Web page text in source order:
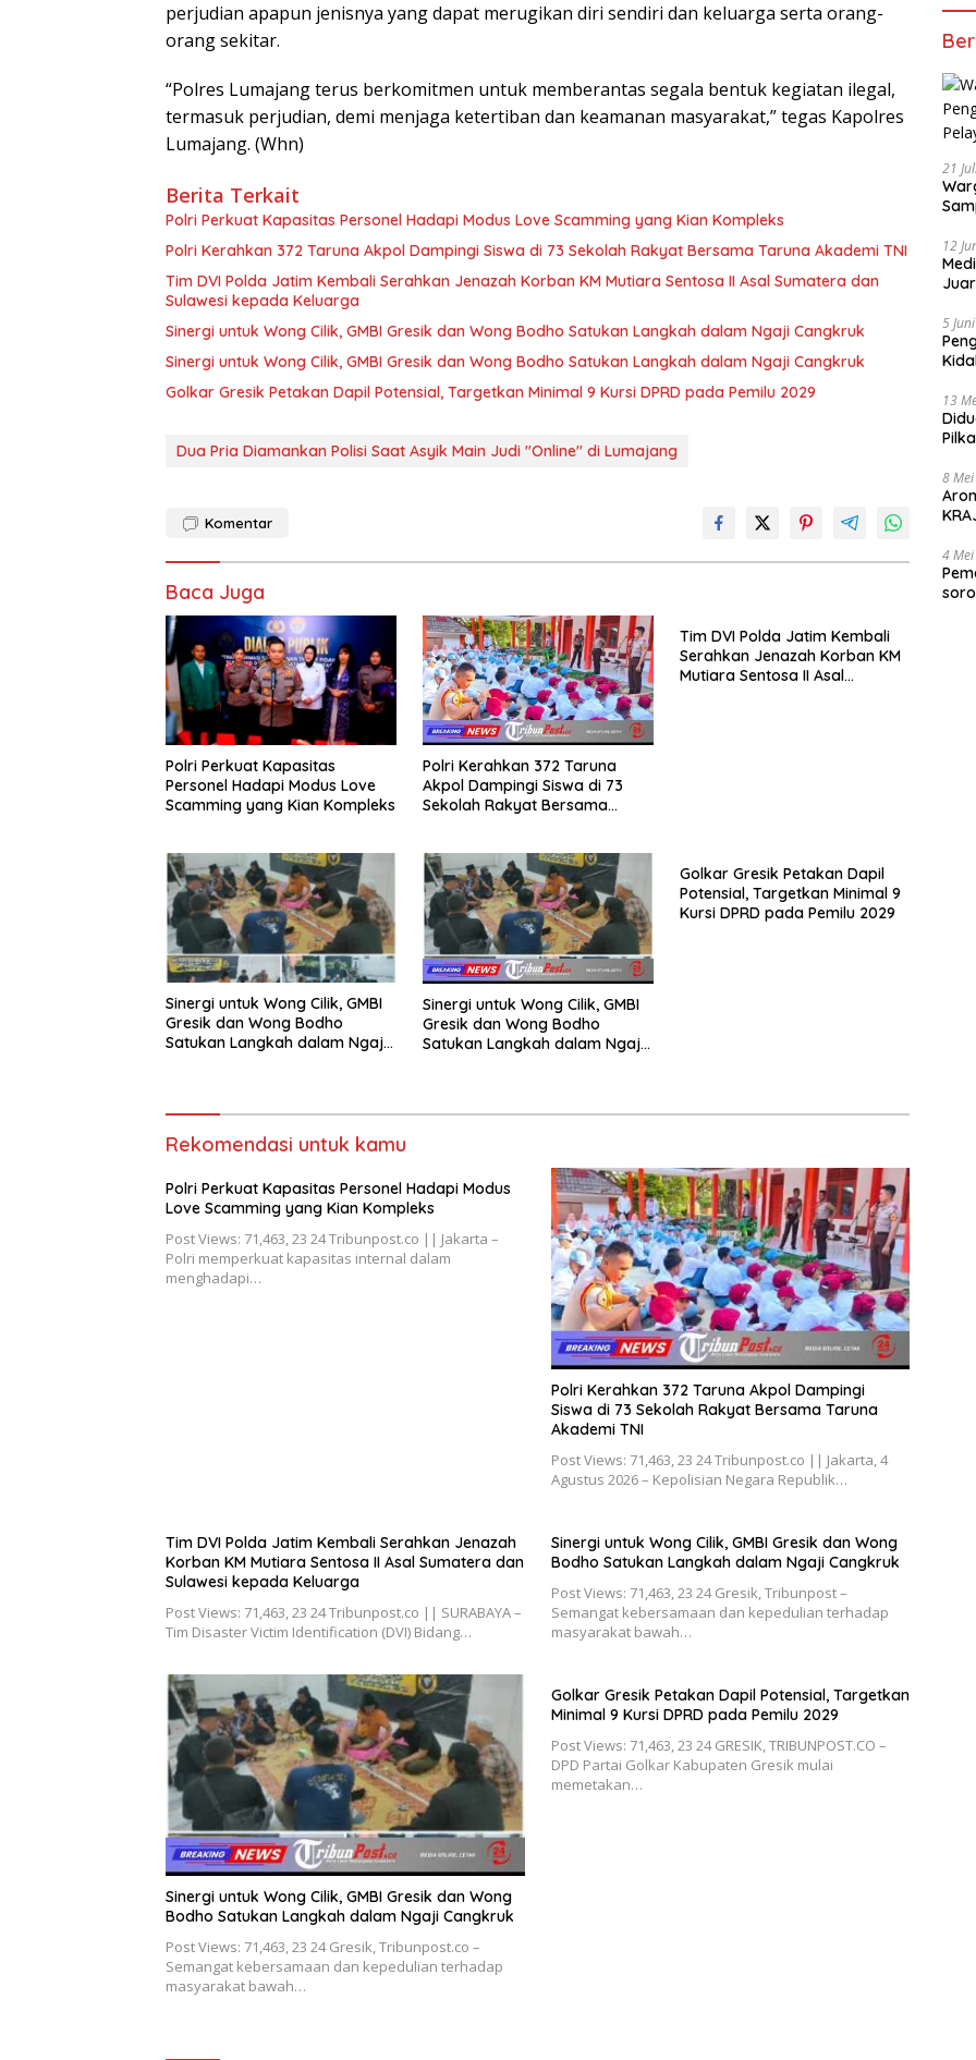
perjudian apapun jenisnya yang dapat merugikan diri sendiri dan keluarga serta orang-
orang sekitar.
“Polres Lumajang terus berkomitmen untuk memberantas segala bentuk kegiatan ilegal,
termasuk perjudian, demi menjaga ketertiban dan keamanan masyarakat,” tegas Kapolres
Lumajang. (Whn)
Berita Terkait
Polri Perkuat Kapasitas Personel Hadapi Modus Love Scamming yang Kian Kompleks
Polri Kerahkan 372 Taruna Akpol Dampingi Siswa di 73 Sekolah Rakyat Bersama Taruna Akademi TNI
Tim DVI Polda Jatim Kembali Serahkan Jenazah Korban KM Mutiara Sentosa II Asal Sumatera dan
Sulawesi kepada Keluarga
Sinergi untuk Wong Cilik, GMBI Gresik dan Wong Bodho Satukan Langkah dalam Ngaji Cangkruk
Sinergi untuk Wong Cilik, GMBI Gresik dan Wong Bodho Satukan Langkah dalam Ngaji Cangkruk
Golkar Gresik Petakan Dapil Potensial, Targetkan Minimal 9 Kursi DPRD pada Pemilu 2029
Dua Pria Diamankan Polisi Saat Asyik Main Judi "Online" di Lumajang
Komentar
Baca Juga
Polri Perkuat Kapasitas
Personel Hadapi Modus Love
Scamming yang Kian Kompleks
Polri Kerahkan 372 Taruna
Akpol Dampingi Siswa di 73
Sekolah Rakyat Bersama
Tim DVI Polda Jatim Kembali
Serahkan Jenazah Korban KM
Mutiara Sentosa II Asal
Sinergi untuk Wong Cilik, GMBI
Gresik dan Wong Bodho
Satukan Langkah dalam Ngaji
Sinergi untuk Wong Cilik, GMBI
Gresik dan Wong Bodho
Satukan Langkah dalam Ngaji
Golkar Gresik Petakan Dapil
Potensial, Targetkan Minimal 9
Kursi DPRD pada Pemilu 2029
Rekomendasi untuk kamu
Polri Perkuat Kapasitas Personel Hadapi Modus
Love Scamming yang Kian Kompleks
Post Views: 71,463, 23 24 Tribunpost.co || Jakarta –
Polri memperkuat kapasitas internal dalam
menghadapi…
Polri Kerahkan 372 Taruna Akpol Dampingi
Siswa di 73 Sekolah Rakyat Bersama Taruna
Akademi TNI
Post Views: 71,463, 23 24 Tribunpost.co || Jakarta, 4
Agustus 2026 – Kepolisian Negara Republik…
Tim DVI Polda Jatim Kembali Serahkan Jenazah
Korban KM Mutiara Sentosa II Asal Sumatera dan
Sulawesi kepada Keluarga
Post Views: 71,463, 23 24 Tribunpost.co || SURABAYA –
Tim Disaster Victim Identification (DVI) Bidang…
Sinergi untuk Wong Cilik, GMBI Gresik dan Wong
Bodho Satukan Langkah dalam Ngaji Cangkruk
Post Views: 71,463, 23 24 Gresik, Tribunpost –
Semangat kebersamaan dan kepedulian terhadap
masyarakat bawah…
Sinergi untuk Wong Cilik, GMBI Gresik dan Wong
Bodho Satukan Langkah dalam Ngaji Cangkruk
Post Views: 71,463, 23 24 Gresik, Tribunpost.co –
Semangat kebersamaan dan kepedulian terhadap
masyarakat bawah…
Golkar Gresik Petakan Dapil Potensial, Targetkan
Minimal 9 Kursi DPRD pada Pemilu 2029
Post Views: 71,463, 23 24 GRESIK, TRIBUNPOST.CO –
DPD Partai Golkar Kabupaten Gresik mulai
memetakan…
21
12
5
13
8
4